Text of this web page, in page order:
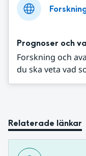
Prognoser och
Forskning och
du ska veta vad
Relaterade länkar